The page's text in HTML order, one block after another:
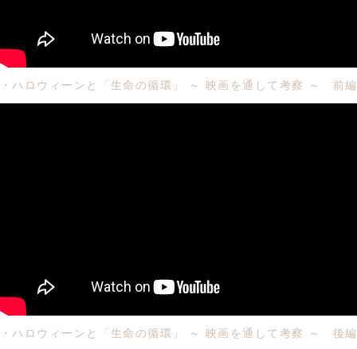
・ハロウィーンと「生命の循環」 ～ 映画を通して考察 ～ 前編
・ハロウィーンと「生命の循環」 ～ 映画を通して考察 ～ 後編